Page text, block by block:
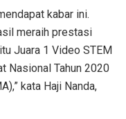
kabar ini.
meraih prestasi
Juara 1 Video STEM
Nasional Tahun 2020
kata Haji Nanda,